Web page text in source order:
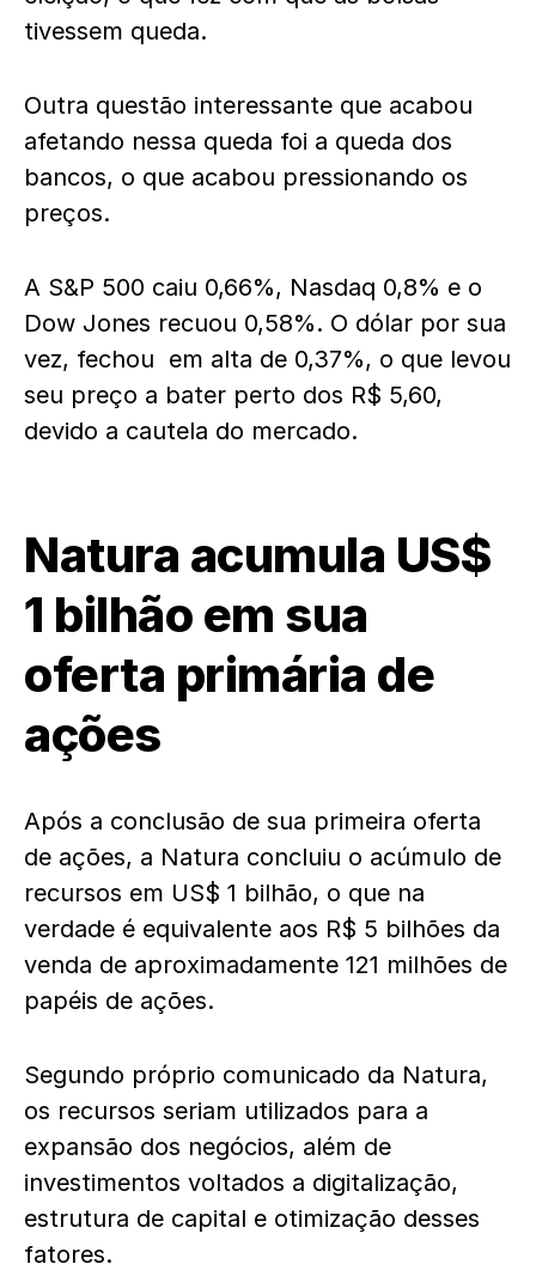
tivessem queda.
Outra questão interessante que acabou
afetando nessa queda foi a queda dos
bancos, o que acabou pressionando os
preços.
A S&P 500 caiu 0,66%, Nasdaq 0,8% e o
Dow Jones recuou 0,58%. O dólar por sua
vez, fechou em alta de 0,37%, o que levou
seu preço a bater perto dos R$ 5,60,
devido a cautela do mercado.
Natura acumula US$
1 bilhão em sua
oferta primária de
ações
Após a conclusão de sua primeira oferta
de ações, a Natura concluiu o acúmulo de
recursos em US$ 1 bilhão, o que na
verdade é equivalente aos R$ 5 bilhões da
venda de aproximadamente 121 milhões de
papéis de ações.
Segundo próprio comunicado da Natura,
os recursos seriam utilizados para a
expansão dos negócios, além de
investimentos voltados a digitalização,
estrutura de capital e otimização desses
fatores.